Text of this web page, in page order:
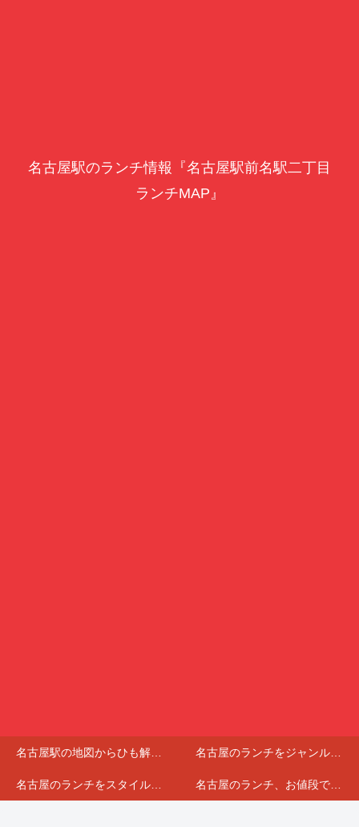
名古屋駅のランチ情報『名古屋駅前名駅二丁目
ランチMAP』
名古屋駅の地図からひも解くランチマップ 名古屋のランチをジャンルで分けてみました
名古屋のランチをスタイルで選んでみました 名古屋のランチ、お値段で分けてみました